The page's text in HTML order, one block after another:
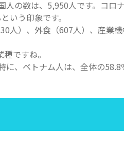
の数は、5,950人です。コロ
いう印象です。
人）、外食（607人）、産業
ですね。
、ベトナム人は、全体の58.8